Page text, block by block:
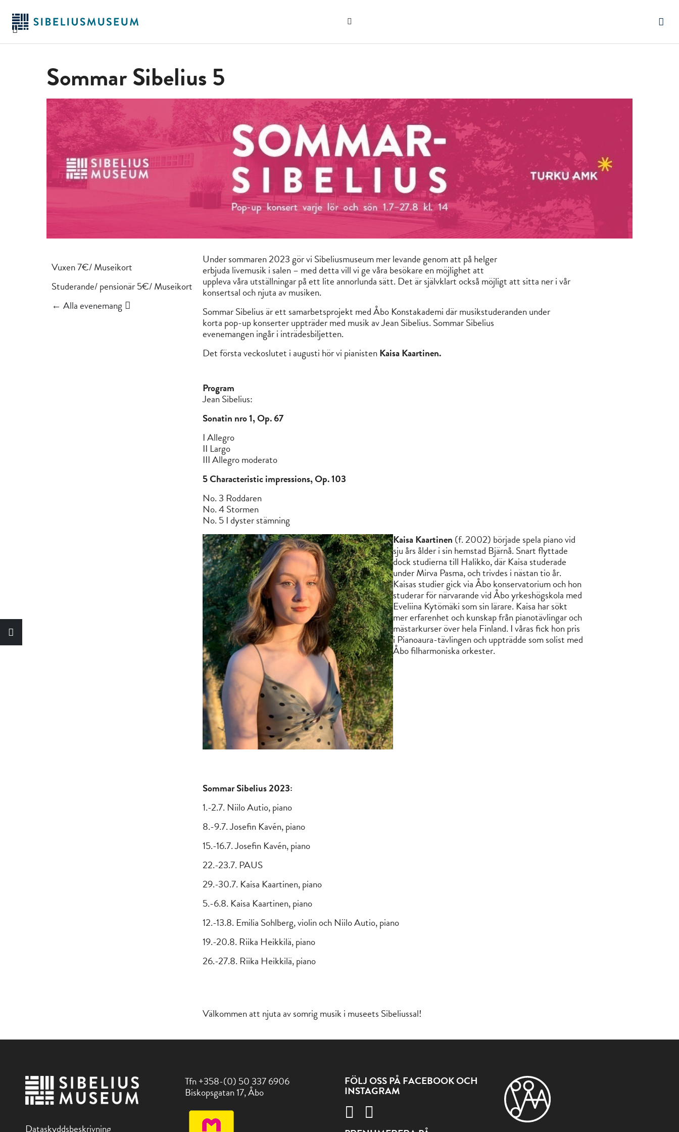
huvudinnehållet
Sök
webbplatsen
Sommar Sibelius 5
Vuxen 7€/ Museikort
Studerande/ pensionär 5€/ Museikort
← Alla evenemang
Under sommaren 2023 gör vi Sibeliusmuseum mer levande genom att på helger
erbjuda livemusik i salen – med detta vill vi ge våra besökare en möjlighet att
uppleva våra utställningar på ett lite annorlunda sätt. Det är självklart också möjligt att sitta ner i vår
konsertsal och njuta av musiken.
Sommar Sibelius är ett samarbetsprojekt med Åbo Konstakademi där musikstuderanden under
korta pop-up konserter uppträder med musik av Jean Sibelius. Sommar Sibelius
evenemangen ingår i inträdesbiljetten.
Det första veckoslutet i augusti hör vi pianistenKaisa Kaartinen.
Program
Jean Sibelius:
Sonatin nro 1, Op. 67
I Allegro
II Largo
III Allegro moderato
5 Characteristic impressions, Op. 103
No. 3 Roddaren
No. 4 Stormen
No. 5 I dyster stämning
Kaisa Kaartinen (f. 2002) började spela piano vid
sju års ålder i sin hemstad Bjärnå. Snart flyttade
dock studierna till Halikko, där Kaisa studerade
under Mirva Pasma, och trivdes i nästan tio år.
Kaisas studier gick via Åbo konservatorium och hon
studerar för närvarande vid Åbo yrkeshögskola med
Eveliina Kytömäki som sin lärare. Kaisa har sökt
mer erfarenhet och kunskap från pianotävlingar och
mästarkurser över hela Finland. I våras fick hon pris
i Pianoaura-tävlingen och uppträdde som solist med
Åbo filharmoniska orkester.
Sommar Sibelius 2023:
1.-2.7. Niilo Autio, piano
8.-9.7. Josefin Kavén, piano
15.-16.7. Josefin Kavén, piano
22.-23.7. PAUS
29.-30.7. Kaisa Kaartinen, piano
5.-6.8. Kaisa Kaartinen, piano
12.-13.8. Emilia Sohlberg, violin och Niilo Autio, piano
19.-20.8. Riika Heikkilä, piano
26.-27.8. Riika Heikkilä, piano
Välkommen att njuta av somrig musik i museets Sibeliussal!
Dataskyddsbeskrivning
Tfn +358-(0) 50 337 6906
Biskopsgatan 17, Åbo
FÖLJ OSS PÅ FACEBOOK OCH
INSTAGRAM